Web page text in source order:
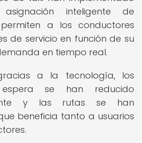
inteligente de
a los conductores
de servicio en función de su
en tiempo real.
a la tecnología, los
se han reducido
y las rutas se han
beneficia tanto a usuarios